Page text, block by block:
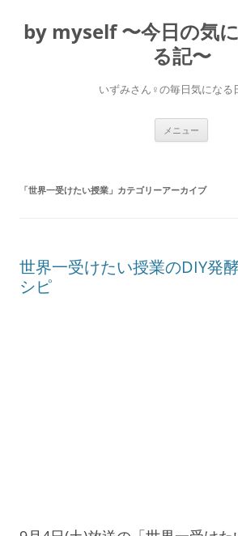
テ
ン
by myself 〜今日の気
る記〜
いずみさん♀の毎日気になる
メニュー
「世界一受けたい授業 」カテゴリーアーカイブ
世界一受けたい授業のDIY発
シピ